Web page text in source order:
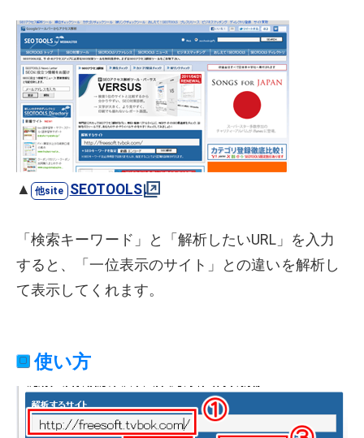
▲ SEOTOOLS
「検索キーワード」と「解析したいURL」を入力
すると、「一位表示のサイト」との違いを解析し
て表示してくれます。
使い方